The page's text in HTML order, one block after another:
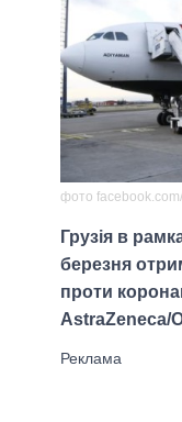
фото
Грузія в
березня
проти
AstraZeneca/